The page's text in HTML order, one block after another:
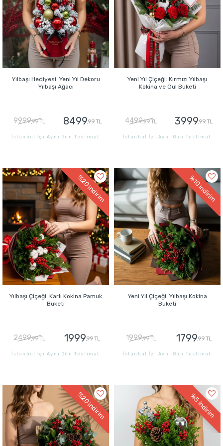
Yılbaşı Hediyesi: Yeni Yıl Dekoru
Yılbaşı Ağacı
9999,99 TL 8499,99 TL
İstanbul İçi Aynı Gün Teslimat
Yeni Yıl Çiçeği: Kırmızı Yılbaşı
Kokina ve Gül Buketi
4499,99 TL 3999,99 TL
İstanbul İçi Aynı Gün Teslimat
%20
indirim
Yılbaşı Çiçeği: Karlı Kokina Pamuk
Buketi
2499,99 TL 1999,99 TL
İstanbul İçi Aynı Gün Teslimat
%10
indirim
Yeni Yıl Çiçeği: Yılbaşı Kokina
Buketi
1999,99 TL 1799,99 TL
İstanbul İçi Aynı Gün Teslimat
%20
indirim
%5
indirim